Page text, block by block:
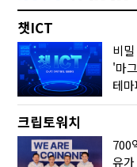
챗ICT
비
크립토워치
유